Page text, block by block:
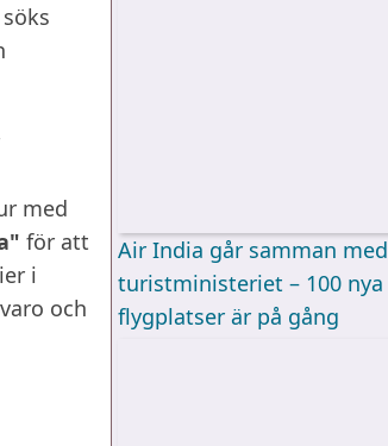
med
för att
i
och
Air India går samman med
turistministeriet – 100 nya
flygplatser är på gång